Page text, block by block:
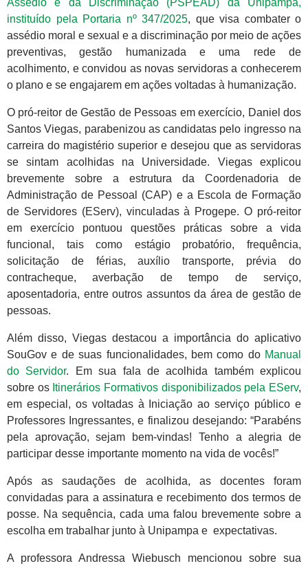
Assédio e da Discriminação (PSPEAD) da Unipampa,
instituído pela Portaria nº 347/2025, que visa combater o
assédio moral e sexual e a discriminação por meio de ações
preventivas, gestão humanizada e uma rede de
acolhimento, e convidou as novas servidoras a conhecerem
o plano e se engajarem em ações voltadas à humanização.
O pró-reitor de Gestão de Pessoas em exercício, Daniel dos
Santos Viegas, parabenizou as candidatas pelo ingresso na
carreira do magistério superior e desejou que as servidoras
se sintam acolhidas na Universidade. Viegas explicou
brevemente sobre a estrutura da Coordenadoria de
Administração de Pessoal (CAP) e a Escola de Formação
de Servidores (EServ), vinculadas à Progepe. O pró-reitor
em exercício pontuou questões práticas sobre a vida
funcional, tais como estágio probatório, frequência,
solicitação de férias, auxílio transporte, prévia do
contracheque, averbação de tempo de serviço,
aposentadoria, entre outros assuntos da área de gestão de
pessoas.
Além disso, Viegas destacou a importância do aplicativo
SouGov e de suas funcionalidades, bem como do Manual
do Servidor. Em sua fala de acolhida também explicou
sobre os Itinerários Formativos disponibilizados pela EServ,
em especial, os voltadas à Iniciação ao serviço público e
Professores Ingressantes, e finalizou desejando: “Parabéns
pela aprovação, sejam bem-vindas! Tenho a alegria de
participar desse importante momento na vida de vocês!”
Após as saudações de acolhida, as docentes foram
convidadas para a assinatura e recebimento dos termos de
posse. Na sequência, cada uma falou brevemente sobre a
escolha em trabalhar junto à Unipampa e expectativas.
A professora Andressa Wiebusch mencionou sobre sua